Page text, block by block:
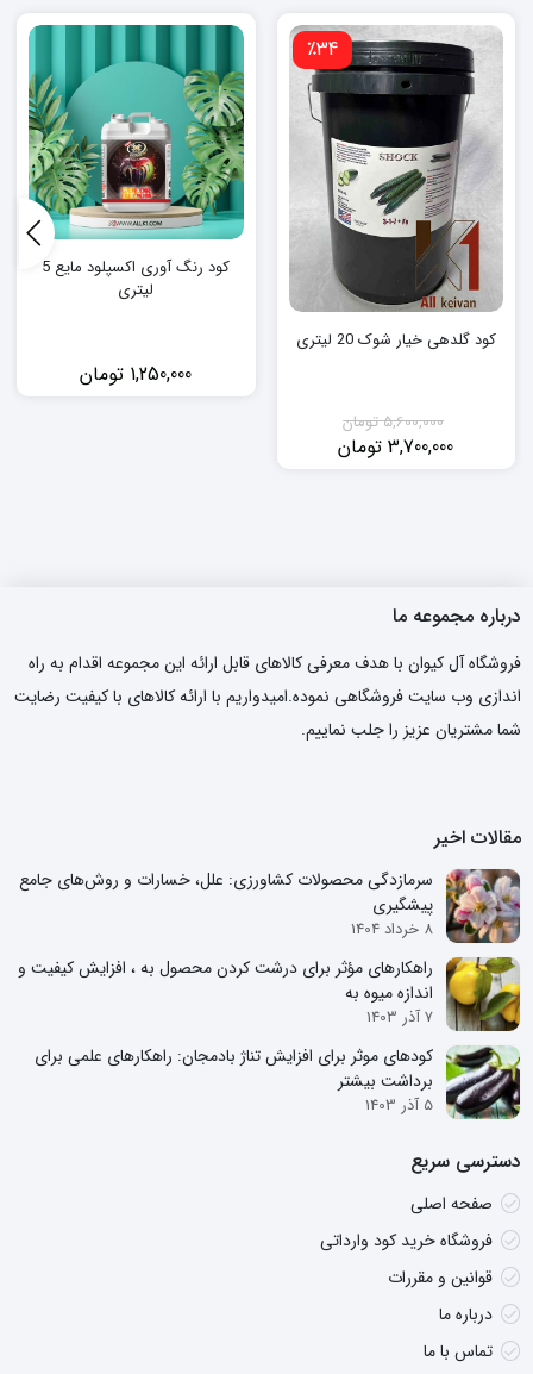
٪34
کود گلدهی خیار شوک 20 لیتری
5,600,000تومان
قیمت
3,700,000 تومان
قیمت
کود رنگ آوری اکسپلود مایع 5
لیتری
1,250,000 تومان
درباره مجموعه ما
فروشگاه آل کیوان با هدف معرفی کالاهای قابل ارائه این مجموعه اقدام به راه
اندازی وب سایت فروشگاهی نموده.امیدواریم با ارائه کالاهای با کیفیت رضایت
شما مشتریان عزیز را جلب نماییم.
مقالات اخیر
سرمازدگی محصولات کشاورزی: علل، خسارات و روش‌های جامع
پیشگیری
8 خرداد 1404
راهکارهای مؤثر برای درشت کردن محصول به ، افزایش کیفیت و
اندازه میوه به
7 آذر 1403
کودهای موثر برای افزایش تناژ بادمجان: راهکارهای علمی برای
برداشت بیشتر
5 آذر 1403
دسترسی سریع
صفحه اصلی
فروشگاه خرید کود وارداتی
قوانین و مقررات
درباره ما
تماس با ما